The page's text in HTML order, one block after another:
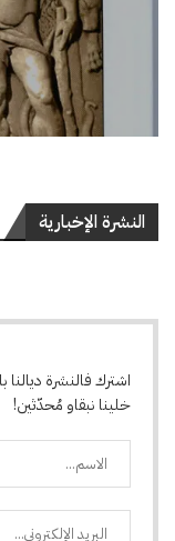
النشرة الإخبارية
اشترك فالنشرة
خلينا نبقاو مُحدّثين!